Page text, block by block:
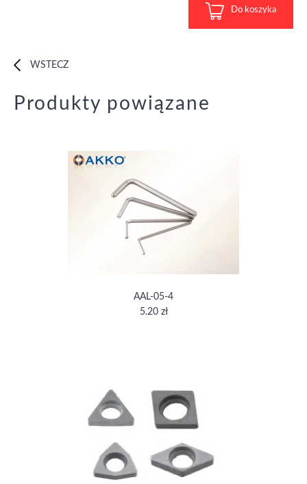
Do koszyka
WSTECZ
Produkty powiązane
AAL-05-4
5.20 zł